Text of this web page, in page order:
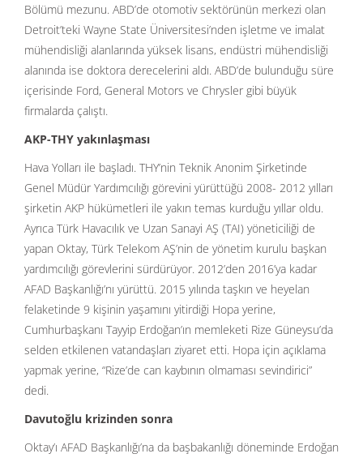
Bölümü mezunu. ABD’de otomotiv sektörünün merkezi olan
Detroit’teki Wayne State Üniversitesi’nden işletme ve imalat
mühendisliği alanlarında yüksek lisans, endüstri mühendisliği
alanında ise doktora derecelerini aldı. ABD’de bulunduğu süre
içerisinde Ford, General Motors ve Chrysler gibi büyük
firmalarda çalıştı.
AKP-THY yakınlaşması
Hava Yolları ile başladı. THY’nin Teknik Anonim Şirketinde
Genel Müdür Yardımcılığı görevini yürüttüğü 2008- 2012 yılları
şirketin AKP hükümetleri ile yakın temas kurduğu yıllar oldu.
Ayrıca Türk Havacılık ve Uzan Sanayi AŞ (TAI) yöneticiliği de
yapan Oktay, Türk Telekom AŞ’nin de yönetim kurulu başkan
yardımcılığı görevlerini sürdürüyor. 2012’den 2016’ya kadar
AFAD Başkanlığı’nı yürüttü. 2015 yılında taşkın ve heyelan
felaketinde 9 kişinin yaşamını yitirdiği Hopa yerine,
Cumhurbaşkanı Tayyip Erdoğan’ın memleketi Rize Güneysu’da
selden etkilenen vatandaşları ziyaret etti. Hopa için açıklama
yapmak yerine, “Rize’de can kaybının olmaması sevindirici”
dedi.
Davutoğlu krizinden sonra
Oktay’ı AFAD Başkanlığı’na da başbakanlığı döneminde Erdoğan